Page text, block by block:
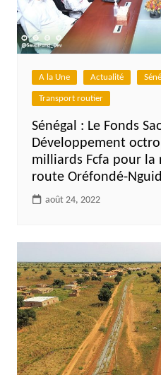
A la Une Actualité
Transport routier
Sénégal : Le Fonds
Développement
milliards Fcfa pour
route Oréfondé-
août 24, 2022